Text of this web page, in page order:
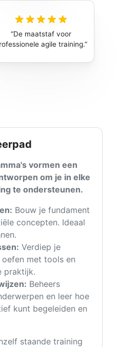
De maatstaf voor
agile training.
vormen een
om je in elke
te ondersteunen.
Bouw je fundament
concepten. Ideaal
Verdiep je
met tools en
praktijk.
Beheers
en leer hoe
kunt begeleiden en
staande training